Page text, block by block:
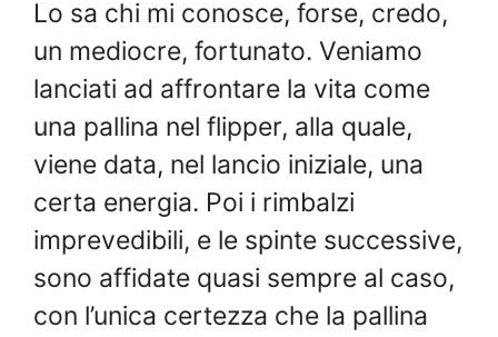
Lo sa chi mi conosce, forse, credo,
un mediocre, fortunato. Veniamo
lanciati ad affrontare la vita come
una pallina nel flipper, alla quale,
viene data, nel lancio iniziale, una
certa energia. Poi i rimbalzi
imprevedibili, e le spinte successive,
sono affidate quasi sempre al caso,
con l’unica certezza che la pallina